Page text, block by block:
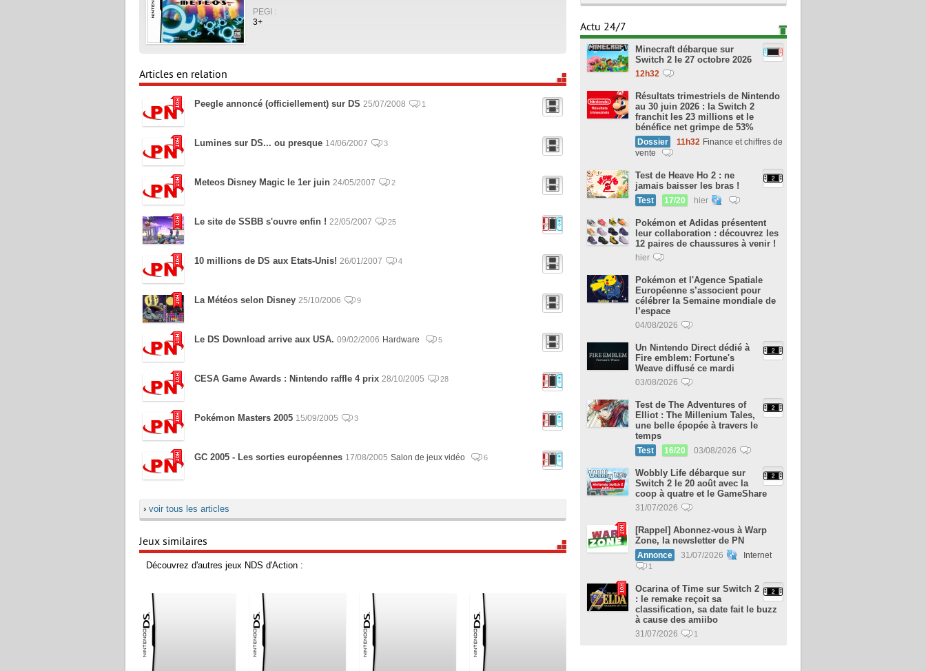
PEGI :
3+
Articles en relation
Peegle annoncé (officiellement) sur DS 25/07/2008 1
Lumines sur DS... ou presque 14/06/2007 3
Meteos Disney Magic le 1er juin 24/05/2007 2
Le site de SSBB s'ouvre enfin ! 22/05/2007 25
10 millions de DS aux Etats-Unis! 26/01/2007 4
La Météos selon Disney 25/10/2006 9
Le DS Download arrive aux USA. 09/02/2006 Hardware 5
CESA Game Awards : Nintendo raffle 4 prix 28/10/2005 28
Pokémon Masters 2005 15/09/2005 3
GC 2005 - Les sorties européennes 17/08/2005 Salon de jeux vidéo 6
› voir tous les articles
Jeux similaires
Découvrez d'autres jeux NDS d'Action :
Actu 24/7
Minecraft débarque sur
Switch 2 le 27 octobre 2026
12h32
Résultats trimestriels de Nintendo
au 30 juin 2026 : la Switch 2
franchit les 23 millions et le
bénéfice net grimpe de 53%
Dossier 11h32 Finance et chiffres de
vente
Test de Heave Ho 2 : ne
jamais baisser les bras !
Test 17/20 hier
Pokémon et Adidas présentent
leur collaboration : découvrez les
12 paires de chaussures à venir !
hier
Pokémon et l'Agence Spatiale
Européenne s’associent pour
célébrer la Semaine mondiale de
l’espace
04/08/2026
Un Nintendo Direct dédié à
Fire emblem: Fortune's
Weave diffusé ce mardi
03/08/2026
Test de The Adventures of
Elliot : The Millenium Tales,
une belle épopée à travers le
temps
Test 16/20 03/08/2026
Wobbly Life débarque sur
Switch 2 le 20 août avec la
coop à quatre et le GameShare
31/07/2026
[Rappel] Abonnez-vous à Warp
Zone, la newsletter de PN
Annonce 31/07/2026 Internet
1
Ocarina of Time sur Switch 2
: le remake reçoit sa
classification, sa date fait le buzz
à cause des amiibo
31/07/2026 1